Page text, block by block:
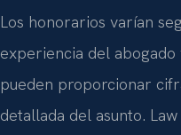
Los honorarios varían
experiencia del
pueden proporcionar
detallada del asunto.